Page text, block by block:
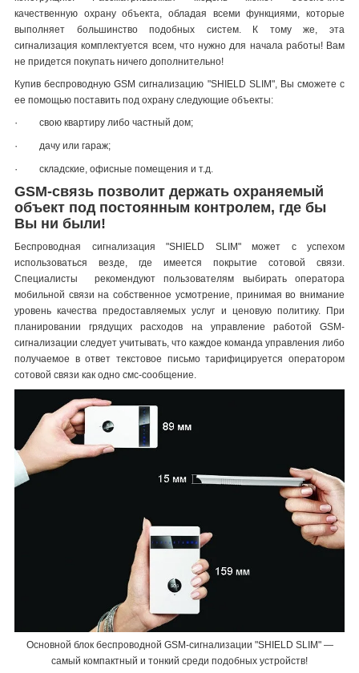
качественную охрану объекта, обладая всеми функциями, которые
выполняет большинство подобных систем. К тому же, эта
сигнализация комплектуется всем, что нужно для начала работы! Вам
не придется покупать ничего дополнительно!
Купив беспроводную GSM сигнализацию "SHIELD SLIM", Вы сможете с
ее помощью поставить под охрану следующие объекты:
· свою квартиру либо частный дом;
· дачу или гараж;
· складские, офисные помещения и т.д.
GSM-связь позволит держать охраняемый
объект под постоянным контролем, где бы
Вы ни были!
Беспроводная сигнализация "SHIELD SLIM" может с успехом
использоваться везде, где имеется покрытие сотовой связи.
Специалисты рекомендуют пользователям выбирать оператора
мобильной связи на собственное усмотрение, принимая во внимание
уровень качества предоставляемых услуг и ценовую политику. При
планировании грядущих расходов на управление работой GSM-
сигнализации следует учитывать, что каждое команда управления либо
получаемое в ответ текстовое письмо тарифицируется оператором
сотовой связи как одно смс-сообщение.
Основной блок беспроводной GSM-сигнализации "SHIELD SLIM" —
самый компактный и тонкий среди подобных устройств!